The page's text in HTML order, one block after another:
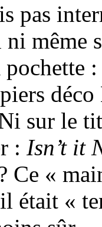
pas
ni même
sur le
: Isn’t it
Ce «
était «